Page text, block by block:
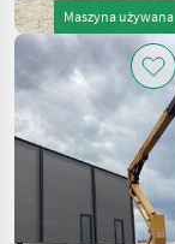
Maszyna używana